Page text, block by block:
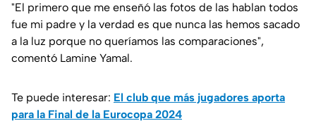
"El primero que me enseñó las fotos de las hablan todos
fue mi padre y la verdad es que nunca las hemos sacado
a la luz porque no queríamos las comparaciones",
comentó Lamine Yamal.
Te puede interesar: El club que más jugadores aporta
para la Final de la Eurocopa 2024